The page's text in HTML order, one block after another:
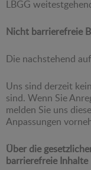
LBGG
Nicht barrierefreie
Die nachstehend
Uns sind derzeit
sind. Wenn Sie
melden Sie uns
Anpassungen
Über die
barrierefreie Inhalte